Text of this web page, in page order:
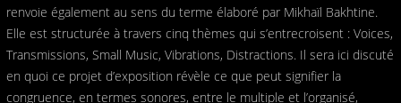
renvoie également au sens du terme élaboré par Mikhaïl Bakhtine.
Elle est structurée à travers cinq thèmes qui s’entrecroisent : Voices,
Transmissions, Small Music, Vibrations, Distractions. Il sera ici discuté
en quoi ce projet d’exposition révèle ce que peut signifier la
congruence, en termes sonores, entre le multiple et l’organisé,